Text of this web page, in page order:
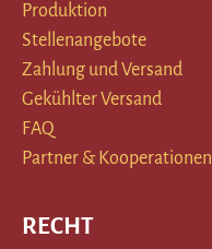
Produktion
Stellenangebote
Zahlung und Versand
Gekühlter Versand
FAQ
Partner & Kooperationen
RECHT